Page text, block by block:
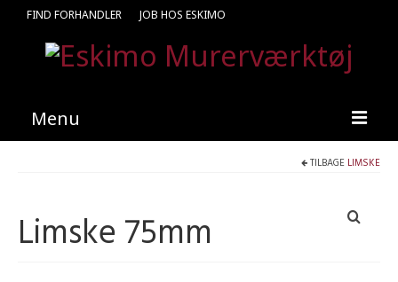
FIND FORHANDLER JOB HOS ESKIMO
Menu
Kataloger
TILBAGE LIMSKE
Limske 75mm